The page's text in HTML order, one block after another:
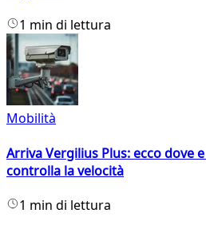
1 min di lettura
Mobilità
Arriva Vergilius Plus: ecco dove
controlla la velocità
1 min di lettura